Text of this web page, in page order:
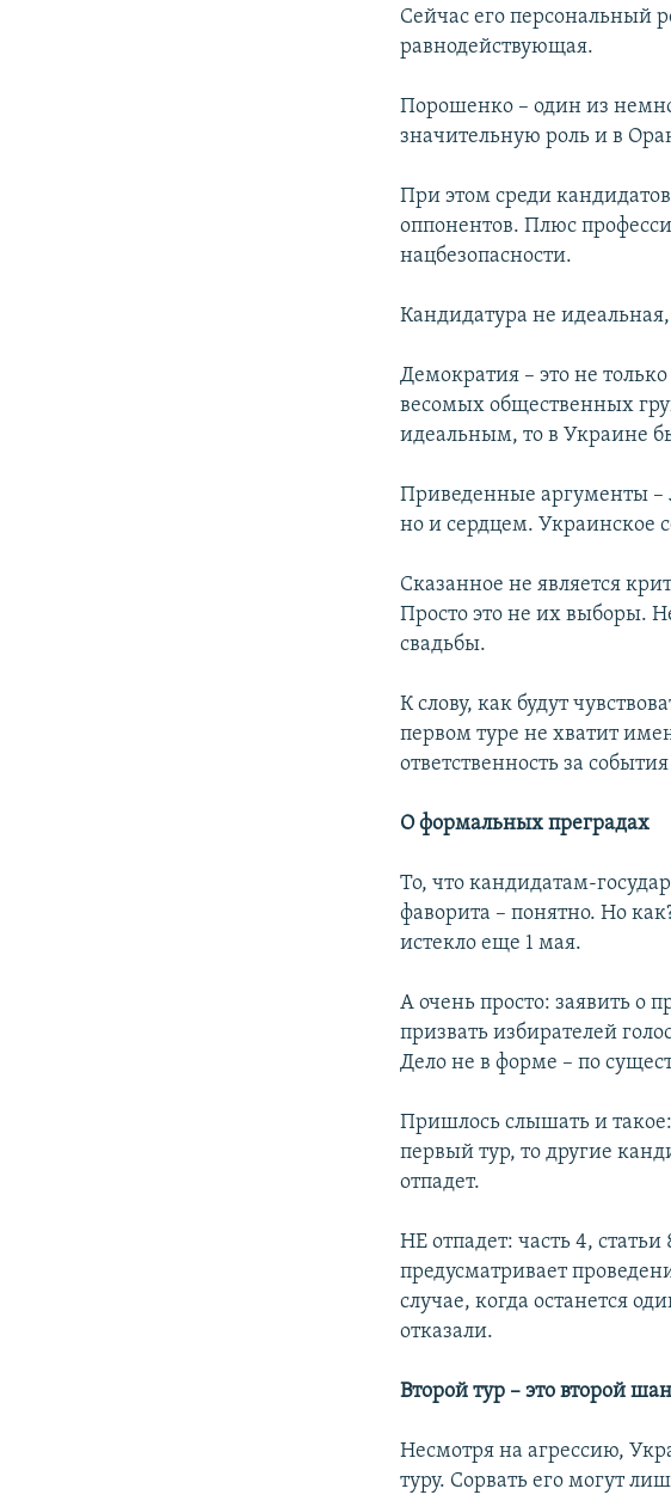
Сейчас его персональный
равнодействующая.
Порошенко – один из
значительную роль и в
При этом среди
оппонентов. Плюс
нацбезопасности.
Кандидатура не
Демократия – это не
весомых общественных
идеальным, то в Украине
Приведенные аргументы
но и сердцем. Украинское
Сказанное не является
Просто это не их выборы.
свадьбы.
К слову, как будут
первом туре не хватит
ответственность за
О формальных преградах
То, что кандидатам-
фаворита – понятно. Но
истекло еще 1 мая.
А очень просто: заявить о
призвать избирателей
Дело не в форме – по
Пришлось слышать и
первый тур, то другие
отпадет.
НЕ отпадет: часть 4,
предусматривает
случае, когда останется
отказали.
Второй тур – это второй
Несмотря на агрессию,
туру. Сорвать его могут